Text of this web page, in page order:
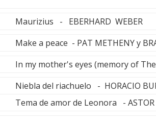
Maurizius - EBERHARD WEBER
Make a peace - PAT METHENY y
In my mother's eyes (memory of
Niebla del riachuelo - HORACIO
Tema de amor de Leonora -